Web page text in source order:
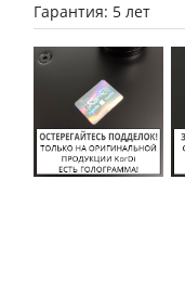
Гарантия: 5 лет